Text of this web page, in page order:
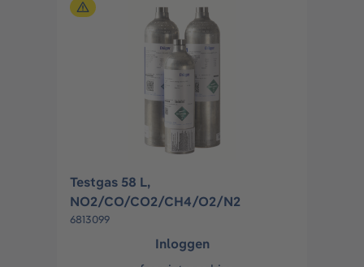
Testgas 58 L,
NO2/CO/CO2/CH4/O2/N2
6813099
Inloggen